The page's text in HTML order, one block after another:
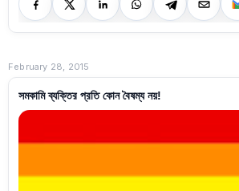
February 28, 2015
সমকামি ব্যক্তির প্রতি কোন বৈষম্য নয়!